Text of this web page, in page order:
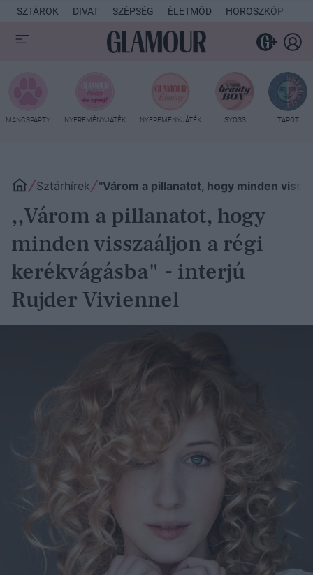
SZTÁROK DIVAT SZÉPSÉG ÉLETMÓD HOROSZKÓP
MANCSPARTY NYEREMÉNYJÁTÉK NYEREMÉNYJÁTÉK SYOSS TAROT
Sztárhírek "Várom a pillanatot, hogy minden
,,Várom a pillanatot, hogy
minden visszaáljon a régi
kerékvágásba" - interjú
Rujder Viviennel